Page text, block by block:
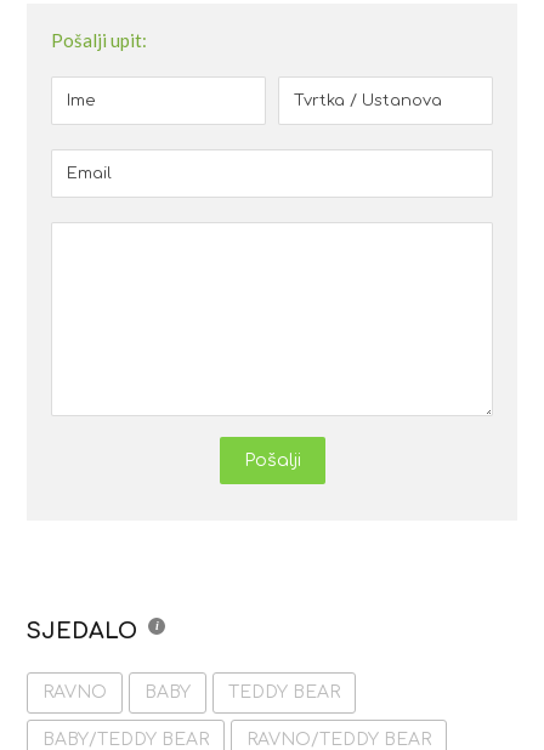
Pošalji upit:
Pošalji
SJEDALO
RAVNO BABY TEDDY BEAR
BABY/TEDDY BEAR RAVNO/TEDDY BEAR